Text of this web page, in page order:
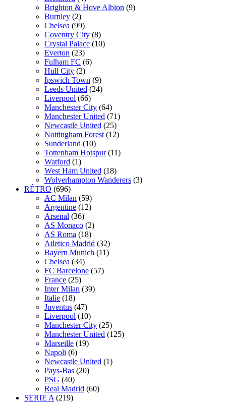
Brighton & Hove Albion (9)
Burnley (2)
Chelsea (99)
Coventry City (8)
Crystal Palace (10)
Everton (23)
Fulham FC (6)
Hull City (2)
Ipswich Town (9)
Leeds United (24)
Liverpool (66)
Manchester City (64)
Manchester United (71)
Newcastle United (25)
Nottingham Forest (12)
Sunderland (10)
Tottenham Hotspur (11)
Watford (1)
West Ham United (18)
Wolverhampton Wanderers (3)
RÉTRO (696)
AC Milan (59)
Argentine (12)
Arsenal (36)
AS Monaco (2)
AS Roma (18)
Atletico Madrid (32)
Bayern Munich (11)
Chelsea (34)
FC Barcelone (57)
France (25)
Inter Milan (39)
Italie (18)
Juventus (47)
Liverpool (10)
Manchester City (25)
Manchester United (125)
Marseille (19)
Napoli (6)
Newcastle United (1)
Pays-Bas (20)
PSG (40)
Real Madrid (60)
SERIE A (219)